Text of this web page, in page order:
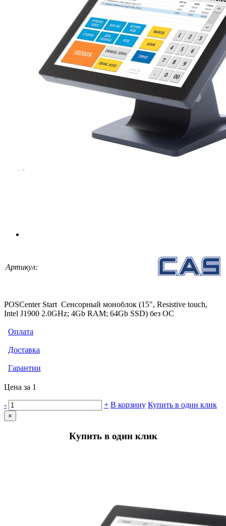
Артикул:
POSCenter Start Сенсорный моноблок (15", Resistive touch,
Intel J1900 2.0GHz; 4Gb RAM; 64Gb SSD) без ОС
Оплата
Доставка
Гарантии
Цена за 1
- + В корзину Купить в один клик
×
Купить в один клик